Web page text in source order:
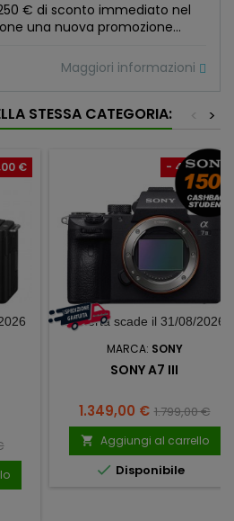
€ di sconto immediato nel
una nuova promozione...
Maggiori informazioni
STESSA CATEGORIA: >
<
€ - 450,00 €
L'offerta scade il 31/08/2026
MARCA: SONY
SONY A7 III
Prezzo
1.349,00 € Prezzo
base
1.799,00 €
 Aggiungi al carrello
 Disponibile